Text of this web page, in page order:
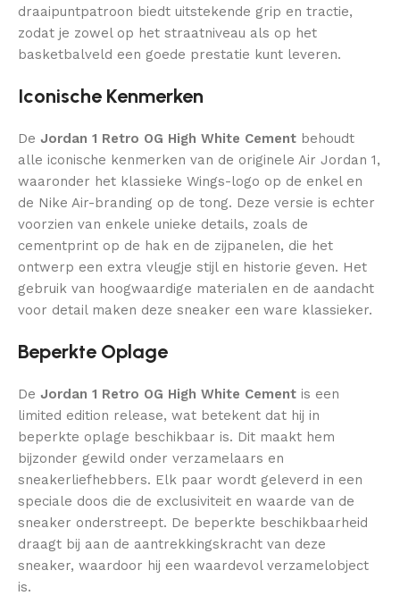
draaipuntpatroon biedt uitstekende grip en tractie,
zodat je zowel op het straatniveau als op het
basketbalveld een goede prestatie kunt leveren.
Iconische Kenmerken
De Jordan 1 Retro OG High White Cement behoudt
alle iconische kenmerken van de originele Air Jordan 1,
waaronder het klassieke Wings-logo op de enkel en
de Nike Air-branding op de tong. Deze versie is echter
voorzien van enkele unieke details, zoals de
cementprint op de hak en de zijpanelen, die het
ontwerp een extra vleugje stijl en historie geven. Het
gebruik van hoogwaardige materialen en de aandacht
voor detail maken deze sneaker een ware klassieker.
Beperkte Oplage
De Jordan 1 Retro OG High White Cement is een
limited edition release, wat betekent dat hij in
beperkte oplage beschikbaar is. Dit maakt hem
bijzonder gewild onder verzamelaars en
sneakerliefhebbers. Elk paar wordt geleverd in een
speciale doos die de exclusiviteit en waarde van de
sneaker onderstreept. De beperkte beschikbaarheid
draagt bij aan de aantrekkingskracht van deze
sneaker, waardoor hij een waardevol verzamelobject
is.